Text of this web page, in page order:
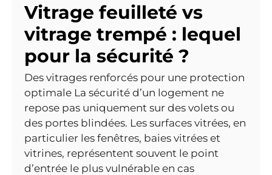
Vitrage feuilleté vs
vitrage trempé : lequel
pour la sécurité ?
Des vitrages renforcés pour une protection
optimale La sécurité d’un logement ne
repose pas uniquement sur des volets ou
des portes blindées. Les surfaces vitrées, en
particulier les fenêtres, baies vitrées et
vitrines, représentent souvent le point
d’entrée le plus vulnérable en cas